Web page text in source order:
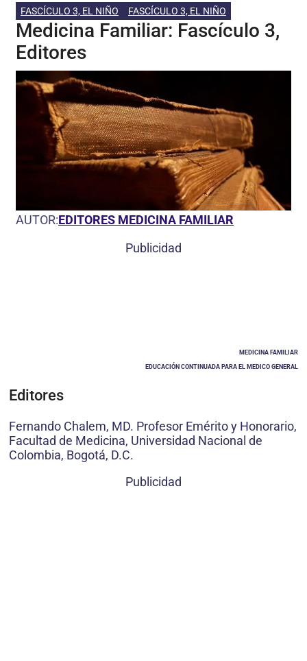
FASCÍCULO 3, EL NIÑO FASCÍCULO 3, EL NIÑO
Medicina Familiar: Fascículo 3,
Editores
AUTOR:EDITORES MEDICINA FAMILIAR
Publicidad
MEDICINA FAMILIAR
EDUCACIÓN CONTINUADA PARA EL MEDICO GENERAL
Editores
Fernando Chalem, MD. Profesor Emérito y Honorario,
Facultad de Medicina, Universidad Nacional de
Colombia, Bogotá, D.C.
Publicidad